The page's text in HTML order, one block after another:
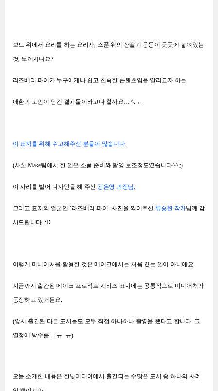
보드 위에서 요리를 하는 요리사, 스푼 위의 산딸기 등등이 곳곳에 놓여있는
것, 보이시나요?
라즈베리 파이가 누구에게나 쉽고 친숙한 콘텐츠임을 알리고자 하는
애환과 고민이 담긴 결과물이라고나 할까요… ^.ㅜ
이 표지를 위해 수고해주신 분들이 많습니다.
(사실 Make팀에서 한 일은 소품 준비와 촬영 보조정도였습니다^^;;)
이 자리를 빌어 디자인을 해 주신 강은영 과장님,
그리고 표지의 얼굴인 ‘라즈베리 파이’ 사진을 찍어주신 류승완 작가님께 감
사드립니다. :D
이렇게 미니어처를 활용한 것은 메이크에서는 처음 있는 일이 아니에요.
지금까지 출간된 메이크 프로젝트 시리즈 표지에는 공통적으로 미니어처가
등장하고 있거든요.
(앞서 출간된 다른 도서들도 모두 직접 하나하나 촬영을 했다고 합니다. 그
열정에 박수를….ㅠ_ㅠ)
오늘 소개한 내용은 한빛미디어에서 출간되는 수많은 도서 중 하나의 사례